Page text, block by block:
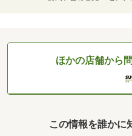
ほかの店舗から
この情報を誰かに